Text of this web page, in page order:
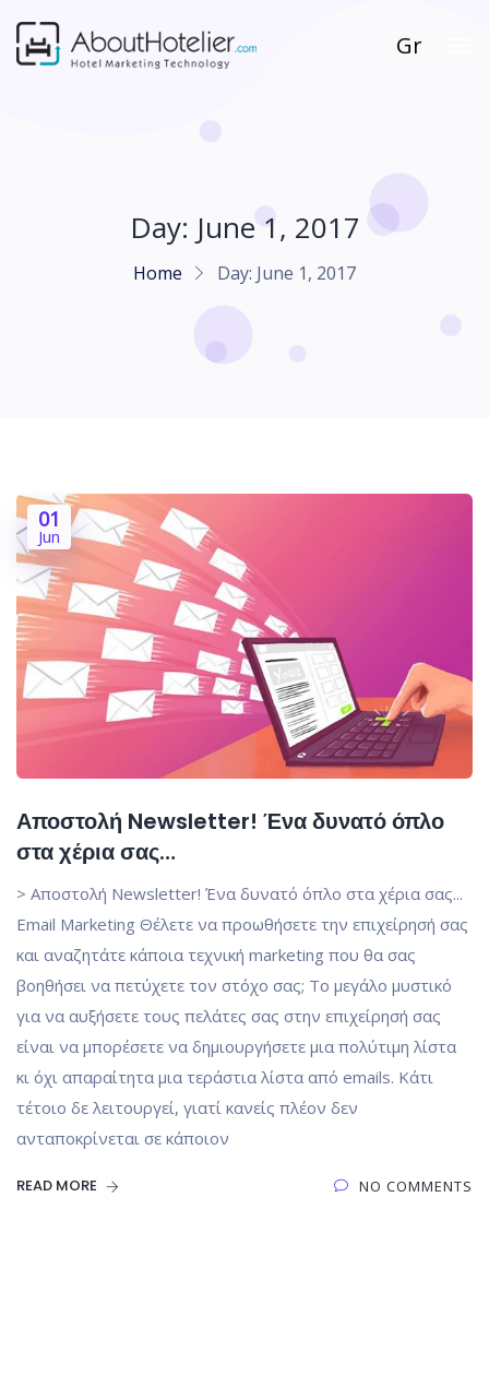
Gr
Day: June 1, 2017
Home Day: June 1, 2017
01
Jun
Αποστολή Newsletter! Ένα δυνατό όπλο
στα χέρια σας…
> Αποστολή Newsletter! Ένα δυνατό όπλο στα χέρια σας...
Email Marketing Θέλετε να προωθήσετε την επιχείρησή σας
και αναζητάτε κάποια τεχνική marketing που θα σας
βοηθήσει να πετύχετε τον στόχο σας; Το μεγάλο μυστικό
για να αυξήσετε τους πελάτες σας στην επιχείρησή σας
είναι να μπορέσετε να δημιουργήσετε μια πολύτιμη λίστα
κι όχι απαραίτητα μια τεράστια λίστα από emails. Κάτι
τέτοιο δε λειτουργεί, γιατί κανείς πλέον δεν
ανταποκρίνεται σε κάποιον
READ MORE NO COMMENTS